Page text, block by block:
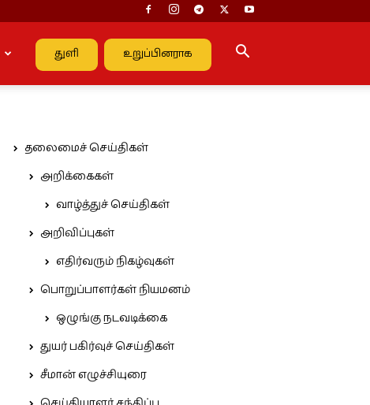
துளி உறுப்பினராக
தலைமைச் செய்திகள்
அறிக்கைகள்
வாழ்த்துச் செய்திகள்
அறிவிப்புகள்
எதிர்வரும் நிகழ்வுகள்
பொறுப்பாளர்கள் நியமனம்
ஒழுங்கு நடவடிக்கை
துயர் பகிர்வுச் செய்திகள்
சீமான் எழுச்சியுரை